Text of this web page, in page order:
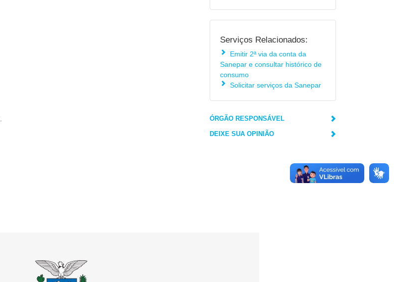
Serviços Relacionados:
Emitir 2ª via da conta da
Sanepar e consultar histórico de
consumo
Solicitar serviços da Sanepar
ÓRGÃO RESPONSÁVEL
DEIXE SUA OPINIÃO